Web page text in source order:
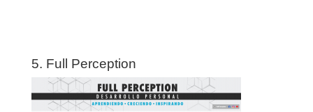
5. Full Perception